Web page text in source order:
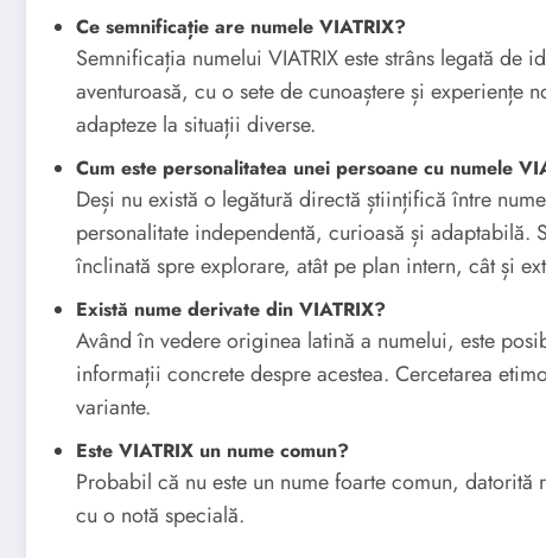
Ce semnificație are numele VIATRIX?
Semnificația numelui VIATRIX este strâns legată
aventuroasă, cu o sete de cunoaștere și experiențe
adapteze la situații diverse.
Cum este personalitatea unei persoane cu numele
Deși nu există o legătură directă științifică între
personalitate independentă, curioasă și adaptabilă.
înclinată spre explorare, atât pe plan intern, cât și
Există nume derivate din VIATRIX?
Având în vedere originea latină a numelui, este
informații concrete despre acestea. Cercetarea
variante.
Este VIATRIX un nume comun?
Probabil că nu este un nume foarte comun,
cu o notă specială.